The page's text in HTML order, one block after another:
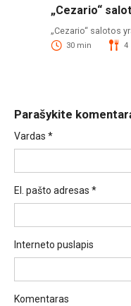
„Cezario“
„Cezario“ salotos
30 min 4
Parašykite
Vardas *
El. pašto adresas *
Interneto puslapis
Komentaras